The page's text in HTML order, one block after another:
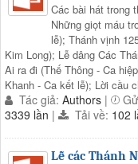
Các bài hát trong
Những giọt máu
lễ); Thánh vịnh
Kim Long); Lễ dâng Các
Ai ra đi (Thế Thông - Ca
Khanh - Ca kết lễ); Lời cầu
Tác giả: Authors |
3339 lần | Tải về: 102
Lễ các Thánh